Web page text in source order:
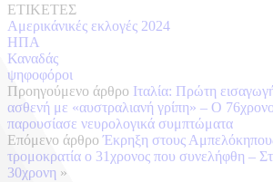
ΕΤΙΚΕΤΕΣ
Αμερικάνικές εκλογές 2024
ΗΠΑ
Καναδάς
ψηφοφόροι
Προηγούμενο άρθρο Ιταλία: Πρώτη
ασθενή με «αυστραλιανή γρίπη» – Ο
παρουσίασε νευρολογικά συμπτώματα
Επόμενο άρθρο Έκρηξη στους
τρομοκρατία ο 31χρονος που συνελήφθη –
30χρονη »